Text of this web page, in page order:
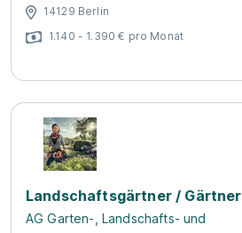
14129 Berlin
1.140 - 1.390 € pro Monat
Landschaftsgärtner /
AG Garten-, Landschafts- und